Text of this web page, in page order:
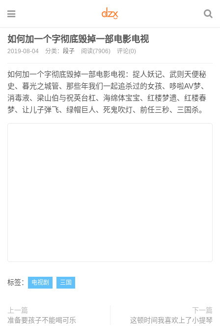
如何加一个字彻底毁掉一部电影电视
2019-08-04 分类： 段子 阅读(7906) 评论(0)
如何加一个字彻底毁掉一部电影电视：捉人妖记、武则天便秘
史、暮光之城管、那些年我们一起追杀过的女孩、哆啦AV梦、
消毒液、梁山伯与祝英台杠、海绵体宝宝、红楼梦遗、红楼春
梦、让儿子弹飞、绿帽巨人、死鬼吹灯、前任三秒、三国杀。
标签： 电视剧 三国
上一篇
准备要孩子不能喝可乐
下一篇
这顿时间我喜欢上了小提琴